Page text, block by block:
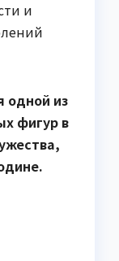
и
одной из
фигур в